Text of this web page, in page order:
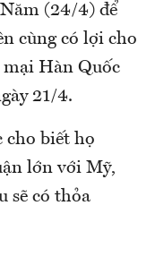
(24/4) để
cùng có lợi cho
mại Hàn Quốc
21/4.
cho biết họ
lớn với Mỹ,
sẽ có thỏa